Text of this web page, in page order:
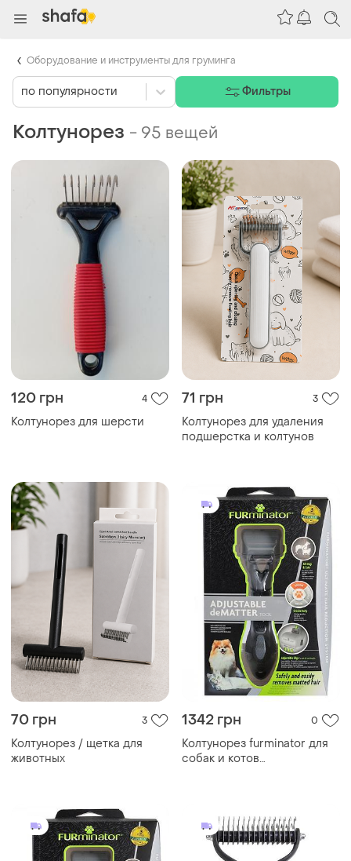
Колтунорез - 95 вещей
120 грн 4
Колтунорез для шерсти
71 грн 3
Колтунорез для удаления
подшерстка и колтунов
70 грн 3
Колтунорез / щетка для
животных
1342 грн 0
Колтунорез furminator для
собак и котов
по популярности Фильтры
Оборудование и инструменты для груминга